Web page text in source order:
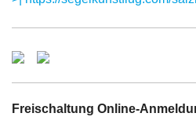
Freischaltung Online-